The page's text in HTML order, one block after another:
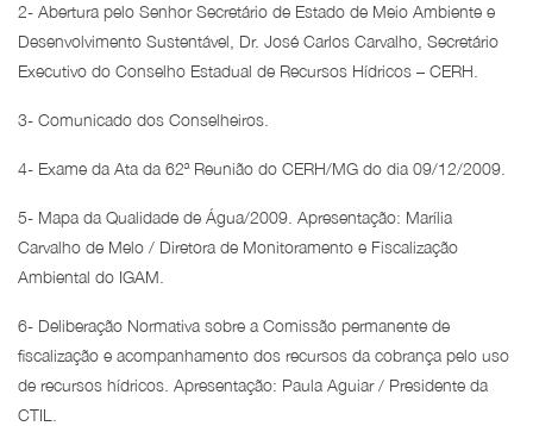
2- Abertura pelo Senhor Secretário de Estado de Meio Ambiente e
Desenvolvimento Sustentável, Dr. José Carlos Carvalho, Secretário
Executivo do Conselho Estadual de Recursos Hídricos – CERH.
3- Comunicado dos Conselheiros.
4- Exame da Ata da 62ª Reunião do CERH/MG do dia 09/12/2009.
5- Mapa da Qualidade de Água/2009. Apresentação: Marília
Carvalho de Melo / Diretora de Monitoramento e Fiscalização
Ambiental do IGAM.
6- Deliberação Normativa sobre a Comissão permanente de
fiscalização e acompanhamento dos recursos da cobrança pelo uso
de recursos hídricos. Apresentação: Paula Aguiar / Presidente da
CTIL.